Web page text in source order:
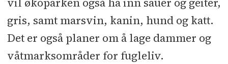
gris, samt marsvin, kanin, hund og katt.
Det er også planer om å lage dammer og
våtmarksområder for fugleliv.